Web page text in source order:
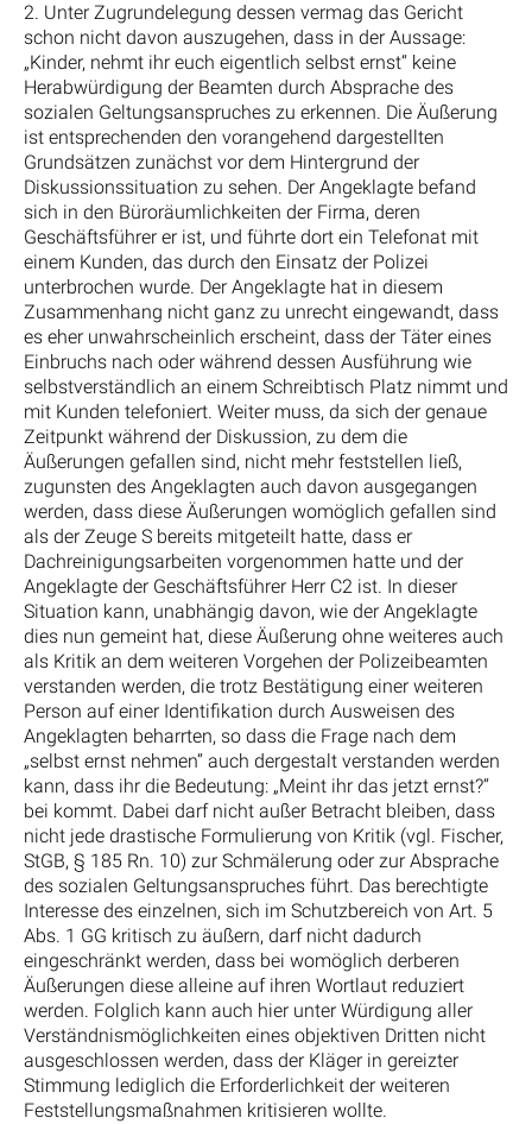
2. Unter Zugrundelegung dessen vermag das Gericht
schon nicht davon auszugehen, dass in der Aussage:
„Kinder, nehmt ihr euch eigentlich selbst ernst“ keine
Herabwürdigung der Beamten durch Absprache des
sozialen Geltungsanspruches zu erkennen. Die Äußerung
ist entsprechenden den vorangehend dargestellten
Grundsätzen zunächst vor dem Hintergrund der
Diskussionssituation zu sehen. Der Angeklagte befand
sich in den Büroräumlichkeiten der Firma, deren
Geschäftsführer er ist, und führte dort ein Telefonat mit
einem Kunden, das durch den Einsatz der Polizei
unterbrochen wurde. Der Angeklagte hat in diesem
Zusammenhang nicht ganz zu unrecht eingewandt, dass
es eher unwahrscheinlich erscheint, dass der Täter eines
Einbruchs nach oder während dessen Ausführung wie
selbstverständlich an einem Schreibtisch Platz nimmt und
mit Kunden telefoniert. Weiter muss, da sich der genaue
Zeitpunkt während der Diskussion, zu dem die
Äußerungen gefallen sind, nicht mehr feststellen ließ,
zugunsten des Angeklagten auch davon ausgegangen
werden, dass diese Äußerungen womöglich gefallen sind
als der Zeuge S bereits mitgeteilt hatte, dass er
Dachreinigungsarbeiten vorgenommen hatte und der
Angeklagte der Geschäftsführer Herr C2 ist. In dieser
Situation kann, unabhängig davon, wie der Angeklagte
dies nun gemeint hat, diese Äußerung ohne weiteres auch
als Kritik an dem weiteren Vorgehen der Polizeibeamten
verstanden werden, die trotz Bestätigung einer weiteren
Person auf einer Identifikation durch Ausweisen des
Angeklagten beharrten, so dass die Frage nach dem
„selbst ernst nehmen“ auch dergestalt verstanden werden
kann, dass ihr die Bedeutung: „Meint ihr das jetzt ernst?“
bei kommt. Dabei darf nicht außer Betracht bleiben, dass
nicht jede drastische Formulierung von Kritik (vgl. Fischer,
StGB, § 185 Rn. 10) zur Schmälerung oder zur Absprache
des sozialen Geltungsanspruches führt. Das berechtigte
Interesse des einzelnen, sich im Schutzbereich von Art. 5
Abs. 1 GG kritisch zu äußern, darf nicht dadurch
eingeschränkt werden, dass bei womöglich derberen
Äußerungen diese alleine auf ihren Wortlaut reduziert
werden. Folglich kann auch hier unter Würdigung aller
Verständnismöglichkeiten eines objektiven Dritten nicht
ausgeschlossen werden, dass der Kläger in gereizter
Stimmung lediglich die Erforderlichkeit der weiteren
Feststellungsmaßnahmen kritisieren wollte.